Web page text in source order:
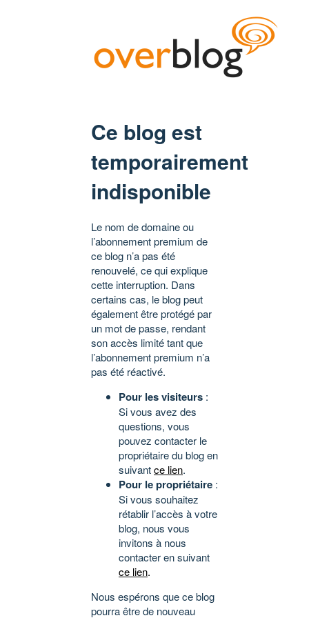
Ce blog est
temporairement
indisponible
Le nom de domaine ou
l’abonnement premium de
ce blog n’a pas été
renouvelé, ce qui explique
cette interruption. Dans
certains cas, le blog peut
également être protégé par
un mot de passe, rendant
son accès limité tant que
l’abonnement premium n’a
pas été réactivé.
Pour les visiteurs :
Si vous avez des
questions, vous
pouvez contacter le
propriétaire du blog en
suivantce lien.
Pour le propriétaire :
Si vous souhaitez
rétablir l’accès à votre
blog, nous vous
invitons à nous
contacter en suivant
ce lien.
Nous espérons que ce blog
pourra être de nouveau